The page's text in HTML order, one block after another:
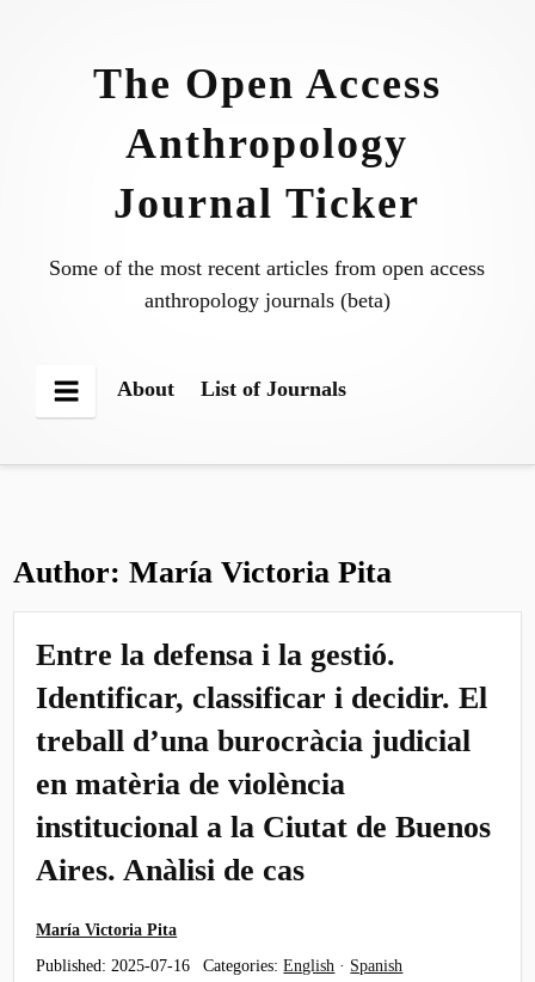
The Open Access
Anthropology
Journal Ticker
Some of the most recent articles from open access
anthropology journals (beta)
Menu
About List of Journals
Author:María Victoria Pita
Entre la defensa i la gestió.
Identificar, classificar i decidir. El
treball d’una burocràcia judicial
en matèria de violència
institucional a la Ciutat de Buenos
Aires. Anàlisi de cas
María Victoria Pita
Published: 2025-07-16 Categories:English · Spanish